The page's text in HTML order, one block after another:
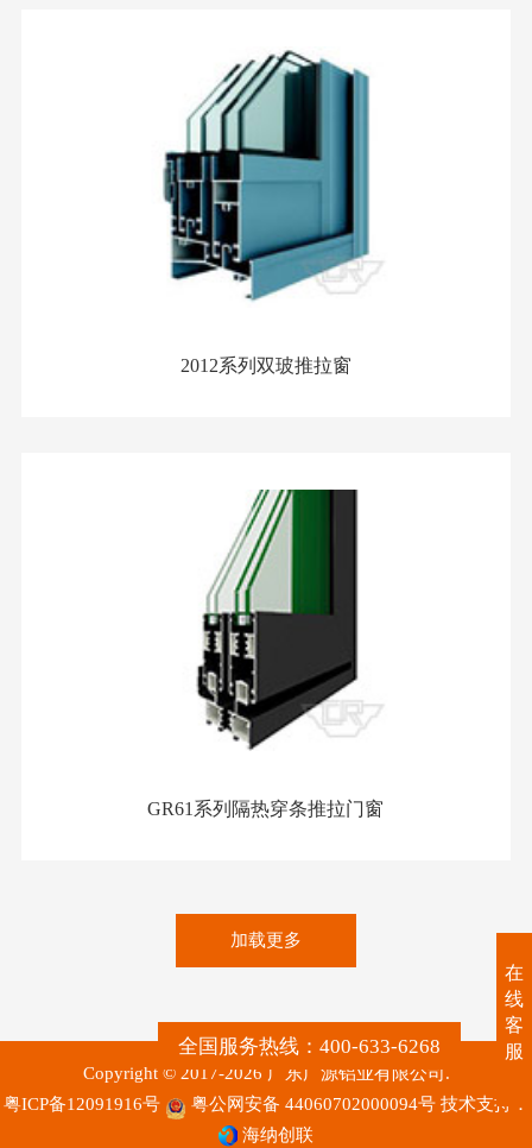
全国服务热线：400-633-6268
2012系列双玻推拉窗
GR61系列隔热穿条推拉门窗
加载更多
Copyright © 2017-2026 广东广源铝业有限公司.
粤ICP备12091916号
粤公网安备 44060702000094号 技术支持：
海纳创联
在
线
客
服